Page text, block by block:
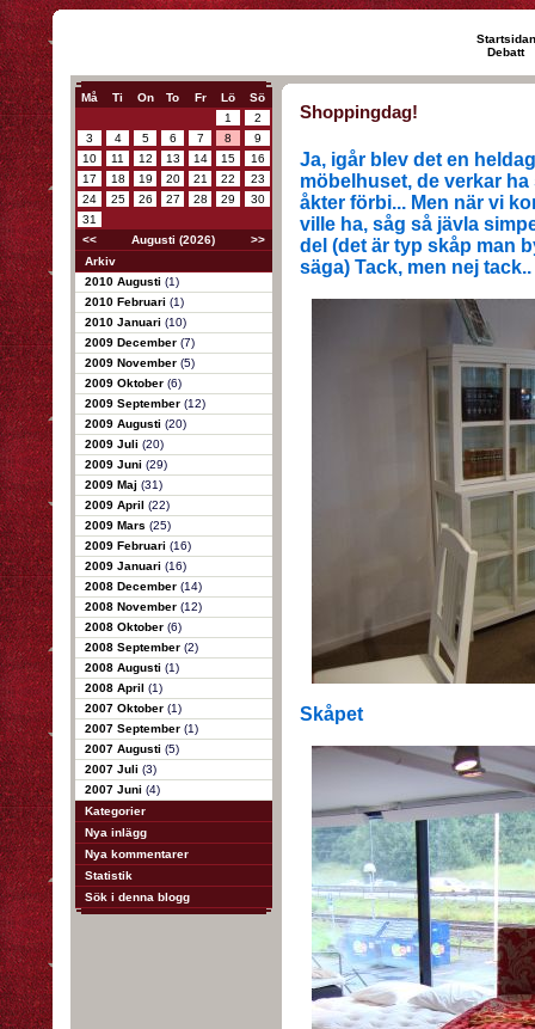
Startsidan
Debatt
Må Ti On To Fr Lö
Sö
1
2
3
4 5 6 7 8
9
10
11 12 13 14 15
16
17
18 19 20 21 22
23
24
25 26 27 28 29
30
31
<<
Augusti (2026)
>>
Arkiv
2010 Augusti (1)
2010 Februari (1)
2010 Januari (10)
2009 December (7)
2009 November (5)
2009 Oktober (6)
2009 September (12)
2009 Augusti (20)
2009 Juli (20)
2009 Juni (29)
2009 Maj (31)
2009 April (22)
2009 Mars (25)
2009 Februari (16)
2009 Januari (16)
2008 December (14)
2008 November (12)
2008 Oktober (6)
2008 September (2)
2008 Augusti (1)
2008 April (1)
2007 Oktober (1)
2007 September (1)
2007 Augusti (5)
2007 Juli (3)
2007 Juni (4)
Kategorier
Nya inlägg
Nya kommentarer
Statistik
Sök i denna blogg
Shoppingdag!
Ja, igår blev det en
möbelhuset, de verkar
åkter förbi... Men när vi
ville ha, såg så jävla
del (det är typ skåp man
säga) Tack, men nej tack..
Skåpet